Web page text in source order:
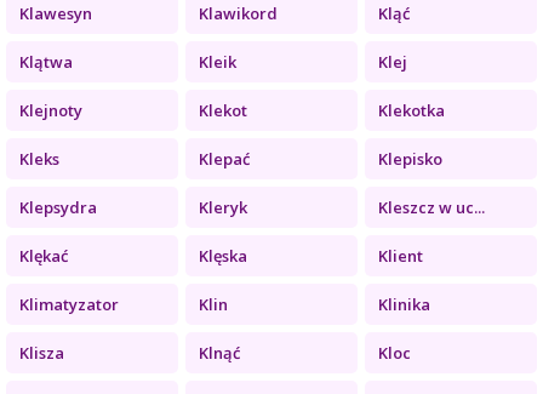
Klawesyn Klawikord Kląć
Klątwa Kleik Klej
Klejnoty Klekot Klekotka
Kleks Klepać Klepisko
Klepsydra Kleryk Kleszcz w uc...
Klękać Klęska Klient
Klimatyzator Klin Klinika
Klisza Klnąć Kloc